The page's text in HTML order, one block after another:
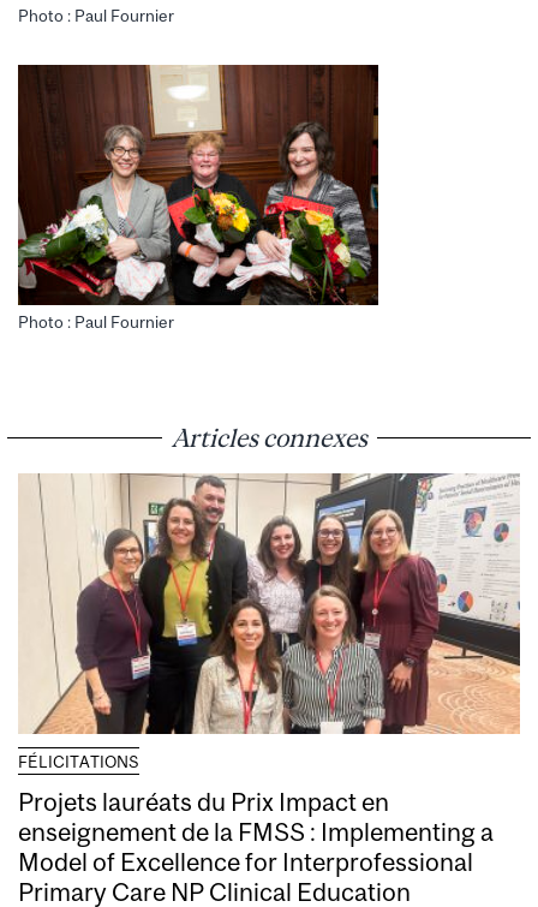
Photo : Paul Fournier
Photo : Paul Fournier
Articles connexes
FÉLICITATIONS
Projets lauréats du Prix Impact en
enseignement de la FMSS : Implementing a
Model of Excellence for Interprofessional
Primary Care NP Clinical Education